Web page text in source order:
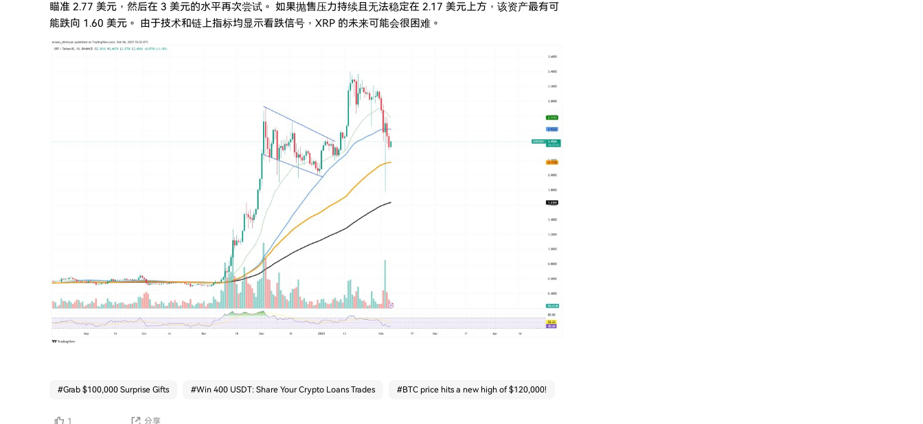
瞄准 2.77 美元，然后在 3 美元的水平再次尝试。 如果抛售压力持续且无法稳定在 2.17 美元上方，该资产最有可
能跌向 1.60 美元。 由于技术和链上指标均显示看跌信号，XRP 的未来可能会很困难。
#Grab $100,000 Surprise Gifts #Win 400 USDT: Share Your Crypto Loans Trades #BTC price hits a new high of $120,000!
1 分享